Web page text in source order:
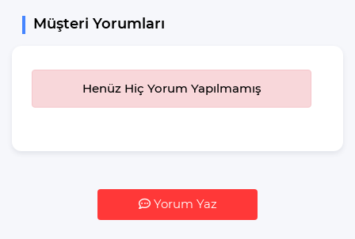
Salıncak
İstediğiniz Zaman
Su Isıtıcı(kettle)
Müşteri Yorumları
Henüz Hiç Yorum Yapılmamış
Yorum Yaz